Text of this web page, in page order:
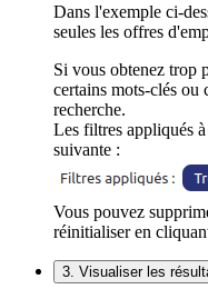
Dans l'exemple ci-
seules les offres
Si vous obtenez trop
certains mots-clés ou
recherche.
Les filtres appliqués
suivante :
Vous pouvez
réinitialiser en
3. Visualiser les